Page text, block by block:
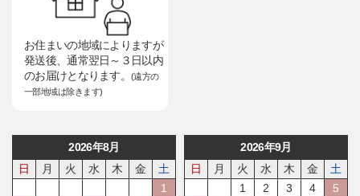
お住まいの地域によりますが
発送後、通常翌日～３日以内
のお届けとなります。
(遠方の
一部地域は除きます)
2026年8月
日
月 火 水 木 金
土
1
2026年9月
日
月 火 水 木 金
土
1
2 3 4
5